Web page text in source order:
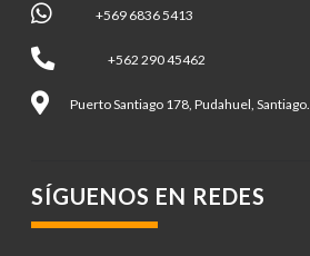
+569 6836 5413
+562 290 45462
Puerto Santiago 178, Pudahuel, Santiago.
SÍGUENOS EN REDES